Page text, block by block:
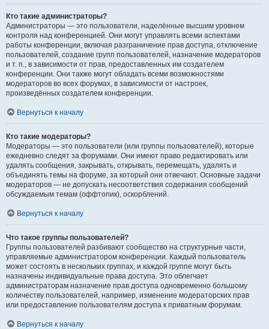
Кто такие администраторы?
Администраторы — это пользователи, наделённые высшим уровнем
контроля над конференцией. Они могут управлять всеми аспектами
работы конференции, включая разграничение прав доступа, отключение
пользователей, создание групп пользователей, назначение модераторов
и т. п., в зависимости от прав, предоставленных им создателем
конференции. Они также могут обладать всеми возможностями
модераторов во всех форумах, в зависимости от настроек,
произведённых создателем конференции.
Вернуться к началу
Кто такие модераторы?
Модераторы — это пользователи (или группы пользователей), которые
ежедневно следят за форумами. Они имеют право редактировать или
удалять сообщения, закрывать, открывать, перемещать, удалять и
объединять темы на форуме, за который они отвечают. Основные задачи
модераторов — не допускать несоответствия содержания сообщений
обсуждаемым темам (оффтопик), оскорблений.
Вернуться к началу
Что такое группы пользователей?
Группы пользователей разбивают сообщество на структурные части,
управляемые администратором конференции. Каждый пользователь
может состоять в нескольких группах, и каждой группе могут быть
назначены индивидуальные права доступа. Это облегчает
администраторам назначение прав доступа одновременно большому
количеству пользователей, например, изменение модераторских прав
или предоставление пользователям доступа к приватным форумам.
Вернуться к началу